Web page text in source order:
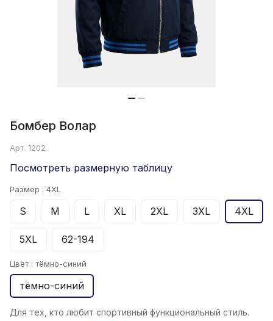
Бомбер Волар
Арт. 1202
Посмотреть размерную таблицу
Размер : 4XL
S M L XL 2XL 3XL 4XL
5XL 62-194
Цвет : тёмно-синий
тёмно-синий
Для тех, кто любит спортивный функциональный стиль.